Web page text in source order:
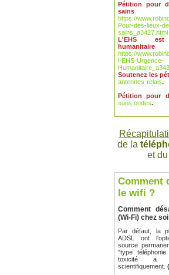
Pétition pour
sains
https://
Pour-des-lieux-
sains_a3427.html
L'EHS est
humanitaire
https://
l-EHS-Urgence-
Soutenez les
antennes-relais.
Pétition pour
sans ondes.
de la
et du
Comment
le wifi ?
Comment
(Wi-Fi) chez
Par défaut, la
ADSL ont
source
"type
toxicité a
scientifiquement.